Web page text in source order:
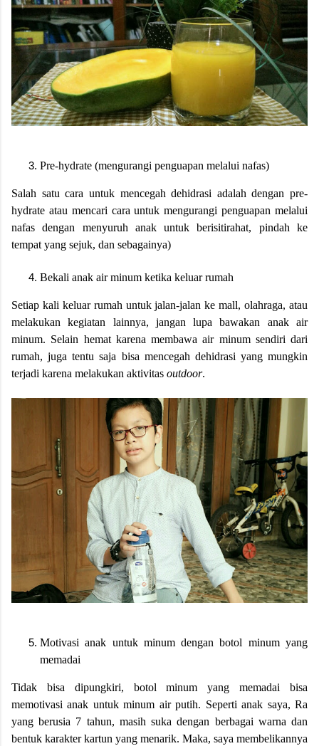
Pre-hydrate (mengurangi penguapan melalui nafas)
Salah satu cara untuk mencegah dehidrasi adalah dengan pre-
hydrate atau mencari cara untuk mengurangi penguapan melalui
nafas dengan menyuruh anak untuk berisitirahat, pindah ke
tempat yang sejuk, dan sebagainya)
Bekali anak air minum ketika keluar rumah
Setiap kali keluar rumah untuk jalan-jalan ke mall, olahraga, atau
melakukan kegiatan lainnya, jangan lupa bawakan anak air
minum. Selain hemat karena membawa air minum sendiri dari
rumah, juga tentu saja bisa mencegah dehidrasi yang mungkin
terjadi karena melakukan aktivitas outdoor.
Motivasi anak untuk minum dengan botol minum yang
memadai
Tidak bisa dipungkiri, botol minum yang memadai bisa
memotivasi anak untuk minum air putih. Seperti anak saya, Ra
yang berusia 7 tahun, masih suka dengan berbagai warna dan
bentuk karakter kartun yang menarik. Maka, saya membelikannya